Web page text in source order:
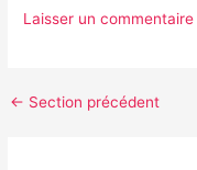
Laisser un commentaire
← Section précédent